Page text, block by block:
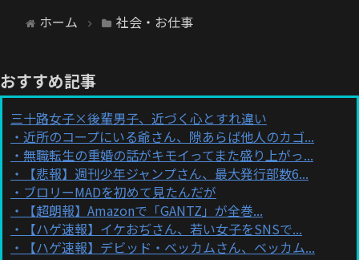
ホーム 社会・お仕事
おすすめ記事
三十路女子×後輩男子、近づく心とすれ違い
近所のコープにいる爺さん、隙あらば他人のカゴ...
無職転生の重婚の話がキモイってまた盛り上がっ...
【悲報】週刊少年ジャンプさん、最大発行部数6...
ブロリーMADを初めて見たんだが
【超朗報】Amazonで「GANTZ」が全巻...
【ハゲ速報】イケおぢさん、若い女子をSNSで...
【ハゲ速報】デビッド・ベッカムさん、ベッカム...